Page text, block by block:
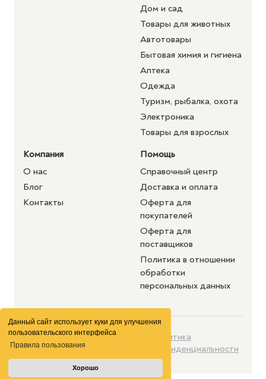
Данный сайт использует куки для улучшения
пользовательского интерфейса
Правила пользования
Хорошо
Дом и сад
Товары для животных
Автотовары
Бытовая химия и гигиена
Аптека
Одежда
Туризм, рыбалка, охота
Электроника
Товары для взрослых
Компания
О нас
Блог
Контакты
Помощь
Справочный центр
Доставка и оплата
Оферта для
покупателей
Оферта для
поставщиков
Политика в отношении
обработки
персональных данных
©2026 purshat.market. Все
права защищены
Политика
конфиденциальности